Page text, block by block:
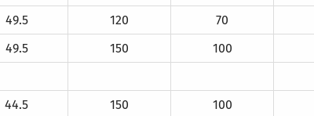
49.5 120 70
49.5 150 100
44.5 150 100